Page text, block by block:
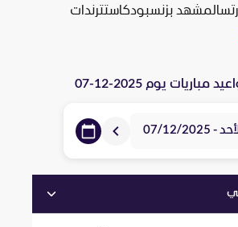
المشهد بزنسبودكاستترندات
مباريات يوم 2025-12-07
- 07/12/2025